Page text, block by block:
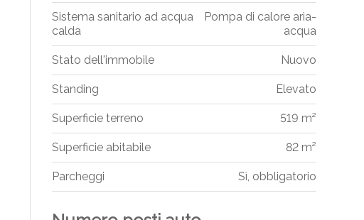
Sistema sanitario ad acqua
calda
Pompa di calore aria-
acqua
Stato dell'immobile Nuovo
Standing Elevato
Superficie terreno 519 m²
Superficie abitabile 82 m²
Parcheggi Sì, obbligatorio